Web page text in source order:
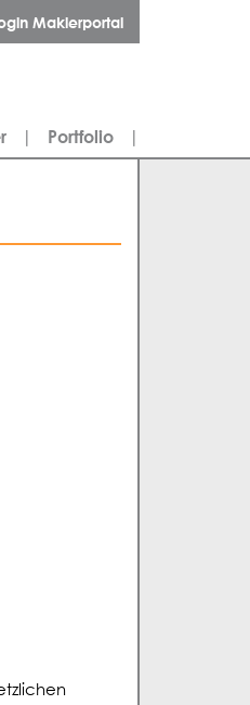
Maklerportal
| Portfolio |